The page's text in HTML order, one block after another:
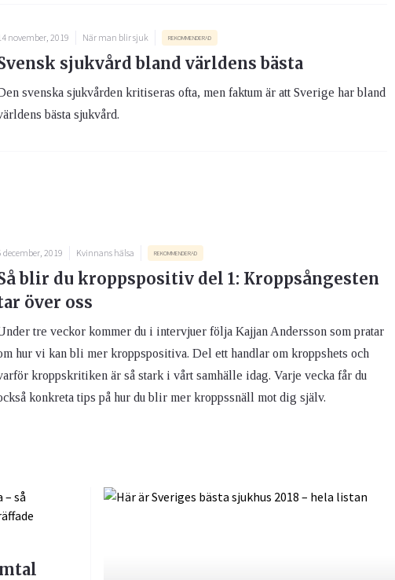
november, 2019 När man blir sjuk REKOMMENDERAD
sjukvård bland världens bästa
svenska sjukvården kritiseras ofta, men faktum är att Sverige har bland
bästa sjukvård.
december, 2019 Kvinnans hälsa REKOMMENDERAD
blir du kroppspositiv del 1: Kroppsångesten
över oss
tre veckor kommer du i intervjuer följa Kajjan Andersson som pratar
hur vi kan bli mer kroppspositiva. Del ett handlar om kroppshets och
kroppskritiken är så stark i vårt samhälle idag. Varje vecka får du
konkreta tips på hur du blir mer kroppssnäll mot dig själv.